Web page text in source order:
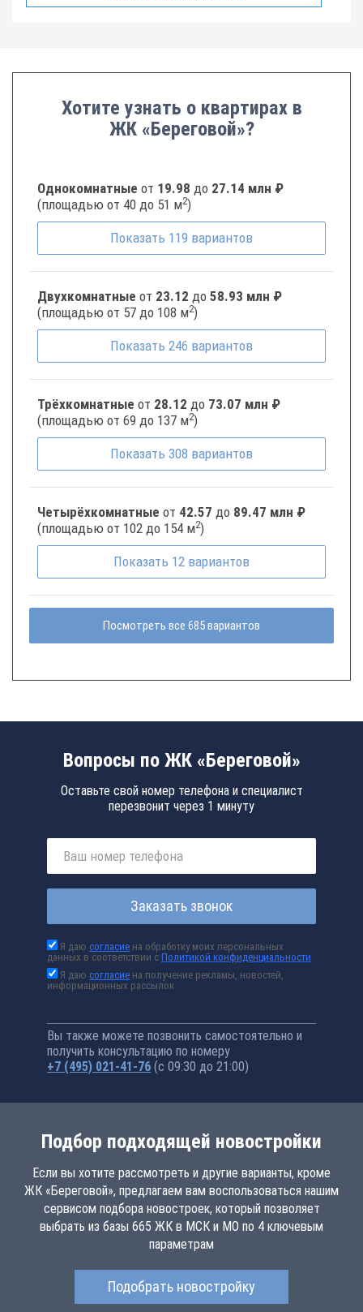
Хотите узнать о квартирах в
ЖК «Береговой»?
Однокомнатные от 19.98 до 27.14 млн ₽
(площадью от 40 до 51 м2)
Показать 119 вариантов
Двухкомнатные от 23.12 до 58.93 млн ₽
(площадью от 57 до 108 м2)
Показать 246 вариантов
Трёхкомнатные от 28.12 до 73.07 млн ₽
(площадью от 69 до 137 м2)
Показать 308 вариантов
Четырёхкомнатные от 42.57 до 89.47 млн ₽
(площадью от 102 до 154 м2)
Показать 12 вариантов
Посмотреть все 685 вариантов
Вопросы по ЖК «Береговой»
Оставьте свой номер телефона и специалист
перезвонит через 1 минуту
Заказать звонок
Я даюсогласие на обработку моих персональных
данных в соответствии сПолитикой конфиденциальности
Я даюсогласие на получение рекламы, новостей,
информационных рассылок
Вы также можете позвонить самостоятельно и
получить консультацию по номеру
+7 (495) 021-41-76 (с 09:30 до 21:00)
Подбор подходящей новостройки
Если вы хотите рассмотреть и другие варианты, кроме
ЖК «Береговой», предлагаем вам воспользоваться нашим
сервисом подбора новостроек, который позволяет
выбрать из базы 665 ЖК в МСК и МО по 4 ключевым
параметрам
Подобрать новостройку